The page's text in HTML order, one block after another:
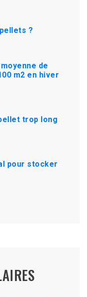
?
de
m2 en hiver
trop long
pour stocker